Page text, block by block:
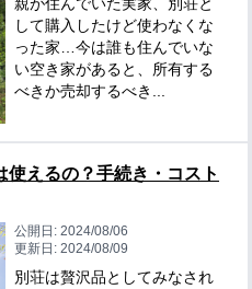
して購入したけど使わなくな
った家…今は誰も住んでいな
い空き家があると、所有する
べきか売却するべき...
使えるの？手続き・コスト
公開日: 2024/08/06
更新日: 2024/08/09
別荘は贅沢品としてみなされ